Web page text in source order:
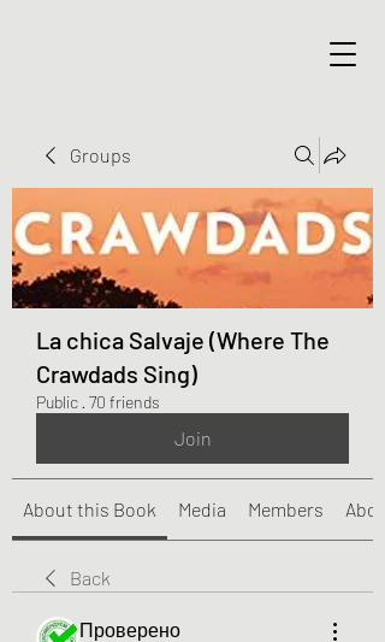
Groups
La chica Salvaje (Where The
Crawdads Sing)
Public · 70 friends
Join
About this Book Media Members About
Back
Проверено